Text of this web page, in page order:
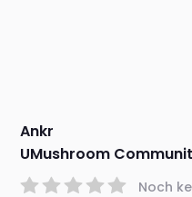
Ankr
UMushroom
Noch